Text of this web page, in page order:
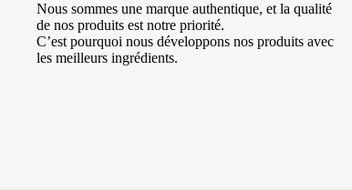
Nous sommes une marque authentique, et la qualité
de nos produits est notre priorité.
C’est pourquoi nous développons nos produits avec
les meilleurs ingrédients.